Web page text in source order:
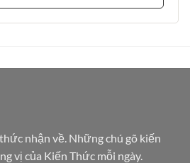
nhận về. Những chú gõ kiến
vị của Kiến Thức mỗi ngày.